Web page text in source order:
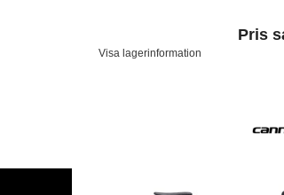
Pris
Visa lagerinformation